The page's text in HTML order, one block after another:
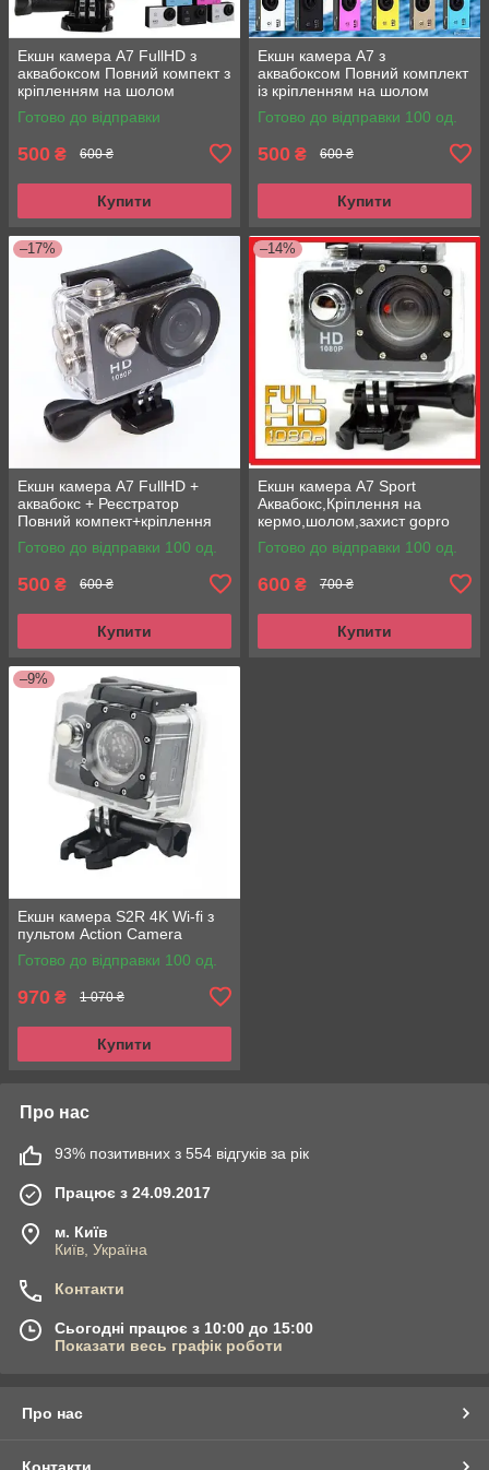
Екшн камера A7 FullHD з
аквабоксом Повний компект з
кріпленням на шолом
Готово до відправки
500 ₴ 600 ₴
Купити
Екшн камера A7 з
аквабоксом Повний комплект
із кріпленням на шолом
Action Camera
Готово до відправки 100 од.
500 ₴ 600 ₴
Купити
–17%
Екшн камера A7 FullHD +
аквабокс + Реєстратор
Повний компект+кріплення
шолом
Готово до відправки 100 од.
500 ₴ 600 ₴
Купити
–14%
Екшн камера A7 Sport
Аквабокс,Кріплення на
кермо,шолом,захист gopro
Готово до відправки 100 од.
600 ₴ 700 ₴
Купити
–9%
Екшн камера S2R 4K Wi-fi з
пультом Action Camera
Готово до відправки 100 од.
970 ₴ 1 070 ₴
Купити
Про нас
93% позитивних з 554 відгуків за рік
Працює з 24.09.2017
м. Київ
Київ, Україна
Контакти
Сьогодні працює з 10:00 до 15:00
Показати весь графік роботи
Про нас